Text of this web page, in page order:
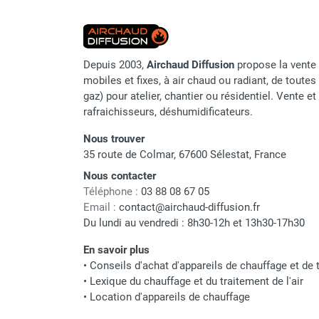
infrarouge sur mât
Parasol chauffant à gaz
Parasol chauffant et radiant sur
mât électrique
Chauffe terrasse aux pellets
Chauffage infrarouge fixe mur et
plafond
Chauffage radiant électrique
Chauffage Infrarouge électrique fixe
Panneau rayonnant
Lustre infrarouge électrique
suspendu
Chauffage tube radiant et radiant
lumineux au gaz
Chauffage radiant tube suspendu
Jauge du réservoir
Prise coupe thermostat fem.
Dimensions (L x l x H)
Poids brut
Marque
Référence fournisseur
Classement produit
Depuis 2003, Airchaud Diffusion propose la
mobiles et fixes, à air chaud ou radiant, de
gaz) pour atelier, chantier ou résidentiel. Vente
rafraichisseurs, déshumidificateurs.
Nous trouver
35 route de Colmar, 67600 Sélestat, France
Nous contacter
Téléphone : 03 88 08 67 05
Email : contact@airchaud-diffusion.fr
Du lundi au vendredi : 8h30-12h et 13h30-17h30
En savoir plus
• Conseils d'achat d'appareils de chauffage et de
• Lexique du chauffage et du traitement de l'air
• Location d'appareils de chauffage